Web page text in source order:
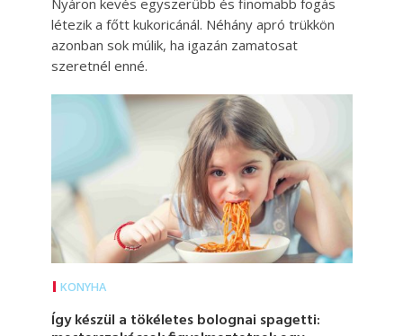
Nyáron kevés egyszerűbb és finomabb fogás
létezik a főtt kukoricánál. Néhány apró trükkön
azonban sok múlik, ha igazán zamatosat
szeretnél enné.
KONYHA
Így készül a tökéletes bolognai spagetti: